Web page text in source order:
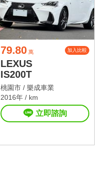
79.80 萬 加入比較
LEXUS
IS200T
桃園市 / 樂成車業
2016年 / km
立即諮詢